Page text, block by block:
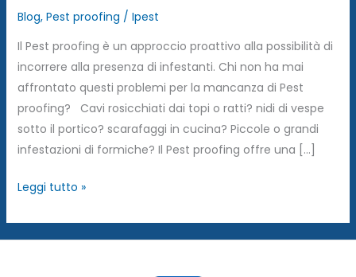
Blog, Pest proofing / Ipest
Il Pest proofing è un approccio proattivo alla possibilità di
incorrere alla presenza di infestanti. Chi non ha mai
affrontato questi problemi per la mancanza di Pest
proofing? Cavi rosicchiati dai topi o ratti? nidi di vespe
sotto il portico? scarafaggi in cucina? Piccole o grandi
infestazioni di formiche? Il Pest proofing offre una […]
Leggi tutto »